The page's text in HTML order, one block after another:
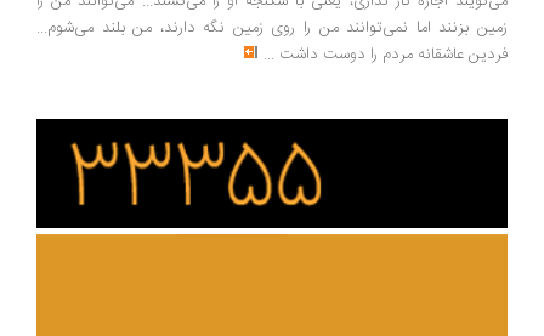
بزنند اما نمی‌توانند من را روی زمین نگه دارند، من بلند می‌شوم...
عاشقانه مردم را دوست داشت ...